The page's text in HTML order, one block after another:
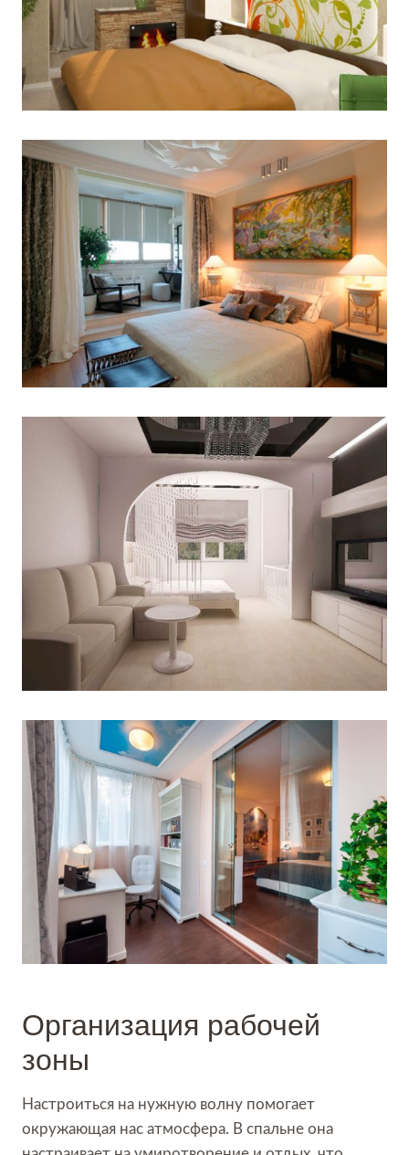
Организация рабочей
зоны
Настроиться на нужную волну помогает
окружающая нас атмосфера. В спальне она